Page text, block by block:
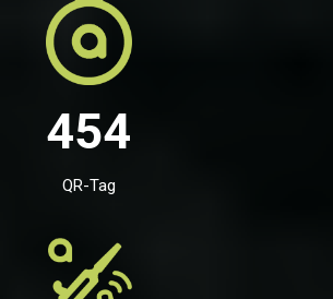
454
QR-Tag